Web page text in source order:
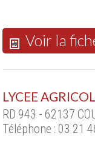
Voir la
LYCEE
RD 943 - 62137
Téléphone : 03 21